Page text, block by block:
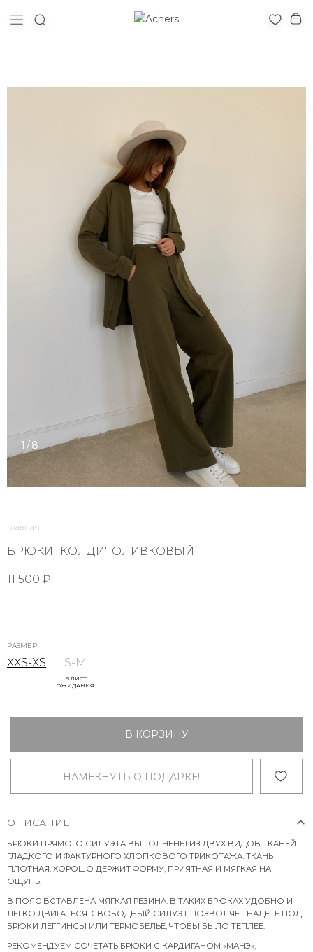
1/8
главная
БРЮКИ "КОЛДИ" ОЛИВКОВЫЙ
11 500 ₽
РАЗМЕР
XXS-XS S-M
В ЛИСТ
ОЖИДАНИЯ
В КОРЗИНУ
НАМЕКНУТЬ О ПОДАРКЕ!
ОПИСАНИЕ
БРЮКИ ПРЯМОГО СИЛУЭТА ВЫПОЛНЕНЫ ИЗ ДВУХ ВИДОВ ТКАНЕЙ –
ГЛАДКОГО И ФАКТУРНОГО ХЛОПКОВОГО ТРИКОТАЖА. ТКАНЬ
ПЛОТНАЯ, ХОРОШО ДЕРЖИТ ФОРМУ, ПРИЯТНАЯ И МЯГКАЯ НА
ОЩУПЬ.
В ПОЯС ВСТАВЛЕНА МЯГКАЯ РЕЗИНА. В ТАКИХ БРЮКАХ УДОБНО И
ЛЕГКО ДВИГАТЬСЯ. СВОБОДНЫЙ СИЛУЭТ ПОЗВОЛЯЕТ НАДЕТЬ ПОД
БРЮКИ ЛЕГГИНСЫ ИЛИ ТЕРМОБЕЛЬЕ, ЧТОБЫ БЫЛО ТЕПЛЕЕ.
РЕКОМЕНДУЕМ СОЧЕТАТЬ БРЮКИ С КАРДИГАНОМ «МАНЭ»,